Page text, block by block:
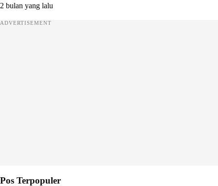
2 bulan yang lalu
ADVERTISEMENT
Pos Terpopuler